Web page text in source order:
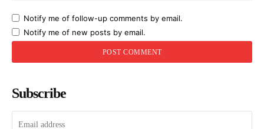
Notify me of follow-up comments by email.
Notify me of new posts by email.
Subscribe